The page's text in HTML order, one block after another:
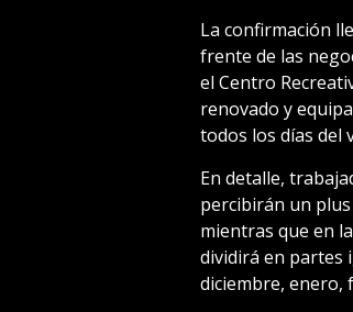
La confirmación
frente de las
el Centro
renovado y
todos los días del
En detalle,
percibirán un plus
mientras que en
dividirá en partes
diciembre, enero,